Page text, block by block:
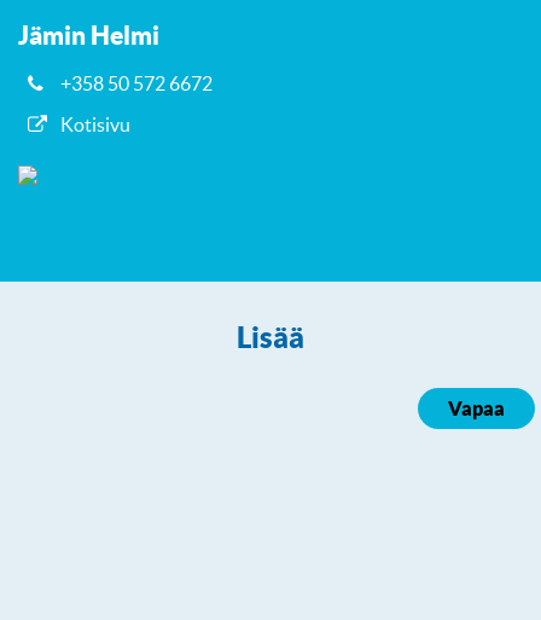
Jämin Helmi
+358 50 572 6672
Kotisivu
Lisää
Vapaa